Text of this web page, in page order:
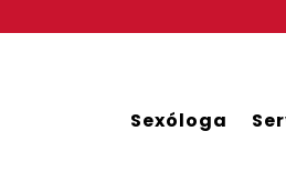
Sexóloga